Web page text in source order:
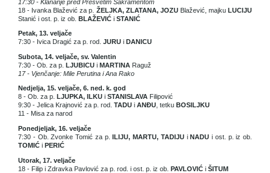
17:30 - Klananje pred Presvetim Sakramentom
18 - Ivanka Blažević za p. ŽELJKA, ZLATANA, JOZU Blažević, majkuLUCIJU
Stanić i ost. p. iz ob. BLAŽEVIĆ i STANIĆ
Petak, 13. veljače
7:30 - Ivica Dragić za p. rod. JURU i DANICU
Subota, 14. veljače, sv. Valentin
7:30 - Ob. za p. LJUBICU i MARTINA Raguž
17 - Vjenčanje: Mile Perutina i Ana Rako
Nedjelja, 15. veljače, 6. ned. k. god
8 - Ob. za p. LJUPKA, ILKU i STANISLAVA Filipović
9:30 - Jelica Krajnović za p. rod. TADU i ANĐU, tetku BOSILJKU
11 - Misa za narod
Ponedjeljak, 16. veljače
7:30 - Ob. Zvonke Tomić za p.ILIJU, MARTU, TADIJU iNADU i ost. p. iz ob.
TOMIĆ i PERIĆ
Utorak, 17. veljače
18 - Filip i Zdravka Pavlović za p. rod. i ost. p. iz ob. PAVLOVIĆ i ŠITUM